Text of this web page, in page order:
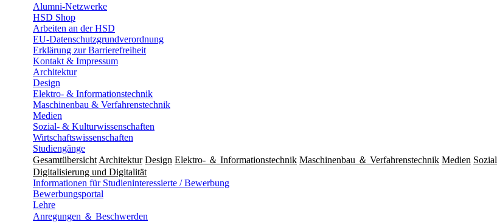
Alumni-Netzwerke
HSD Shop
Arbeiten an der HSD
EU-Datenschutzgrundverordnung
Erklärung zur Barrierefreiheit
Kontakt & Impressum
Architektur
Design
Elektro- & Informationstechnik
Maschinenbau & Verfahrenstechnik
Medien
Sozial- & Kulturwissenschaften
Wirtschaftswissenschaften
Studiengänge
Gesamtübersicht Architektur Design Elektro- ＆ Informationstechnik Maschinenbau ＆ Verfahrenstechnik Medien
Digitalisierung und Digitalität
Informationen für Studieninteressierte / Bewerbung
Bewerbungsportal
Lehre
Anregungen ＆ Beschwerden